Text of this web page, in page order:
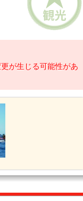
が生じる可能性があ